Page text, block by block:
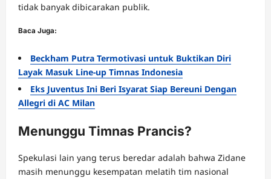
tidak banyak dibicarakan publik.
Baca Juga:
Beckham Putra Termotivasi untuk Buktikan Diri
Layak Masuk Line-up Timnas Indonesia
Eks Juventus Ini Beri Isyarat Siap Bereuni Dengan
Allegri di AC Milan
Menunggu Timnas Prancis?
Spekulasi lain yang terus beredar adalah bahwa Zidane
masih menunggu kesempatan melatih tim nasional